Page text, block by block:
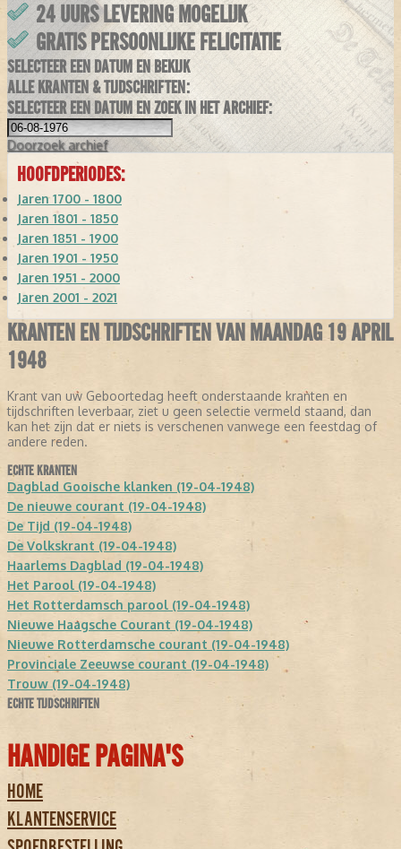
24 UURS LEVERING MOGELIJK
GRATIS PERSOONLIJKE FELICITATIE
SELECTEER EEN DATUM EN BEKIJK
ALLE KRANTEN & TIJDSCHRIFTEN:
SELECTEER EEN DATUM EN ZOEK IN HET ARCHIEF:
Doorzoek archief
HOOFDPERIODES:
Jaren 1700 - 1800
Jaren 1801 - 1850
Jaren 1851 - 1900
Jaren 1901 - 1950
Jaren 1951 - 2000
Jaren 2001 - 2021
KRANTEN EN TIJDSCHRIFTEN VAN MAANDAG 19 APRIL
1948
Krant van uw Geboortedag heeft onderstaande kranten en
tijdschriften leverbaar, ziet u geen selectie vermeld staand, dan
kan het zijn dat er niets is verschenen vanwege een feestdag of
andere reden.
ECHTE KRANTEN
Dagblad Gooische klanken (19-04-1948)
De nieuwe courant (19-04-1948)
De Tijd (19-04-1948)
De Volkskrant (19-04-1948)
Haarlems Dagblad (19-04-1948)
Het Parool (19-04-1948)
Het Rotterdamsch parool (19-04-1948)
Nieuwe Haagsche Courant (19-04-1948)
Nieuwe Rotterdamsche courant (19-04-1948)
Provinciale Zeeuwse courant (19-04-1948)
Trouw (19-04-1948)
ECHTE TIJDSCHRIFTEN
HANDIGE PAGINA'S
HOME
KLANTENSERVICE